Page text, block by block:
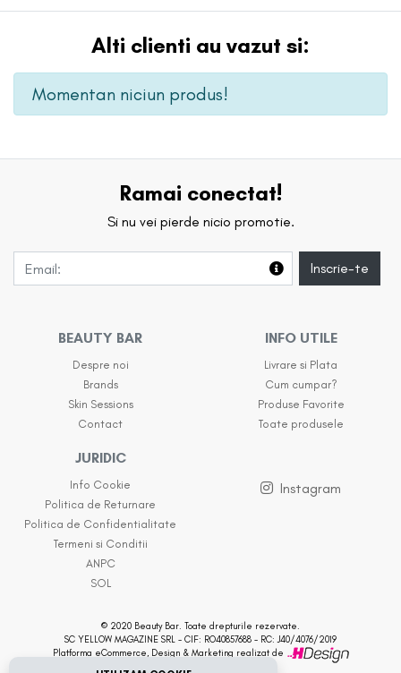
Alti clienti au vazut si:
Momentan niciun produs!
Ramai conectat!
Si nu vei pierde nicio promotie.
Inscrie-te
BEAUTY BAR
Despre noi
Brands
Skin Sessions
Contact
INFO UTILE
Livrare si Plata
Cum cumpar?
Produse Favorite
Toate produsele
JURIDIC
Info Cookie
Politica de Returnare
Politica de Confidentialitate
Termeni si Conditii
ANPC
SOL
Instagram
© 2020 Beauty Bar. Toate drepturile rezervate.
SC YELLOW MAGAZINE SRL - CIF: RO40857688 - RC: J40/4076/2019
Platforma eCommerce, Design & Marketing realizat de